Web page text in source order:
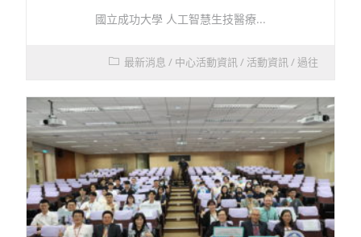
國立成功大學 人工智慧生技醫療...
最新消息 / 中心活動資訊/ 活動資訊/過往